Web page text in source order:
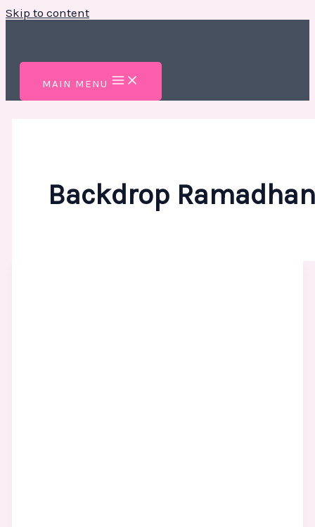
Skip to content
MAIN MENU
Backdrop